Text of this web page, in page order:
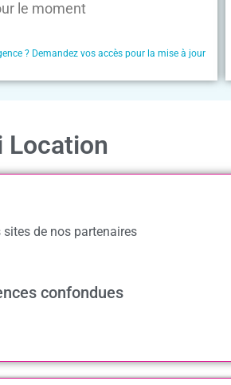
le moment
? Demandez vos accès pour la mise à jour
Location
sites de nos partenaires
confondues